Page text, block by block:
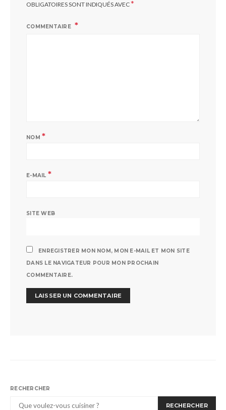
OBLIGATOIRES SONT INDIQUÉS AVEC*
COMMENTAIRE
NOM *
E-MAIL *
SITE WEB
ENREGISTRER MON NOM, MON E-MAIL ET MON SITE
DANS LE NAVIGATEUR POUR MON PROCHAIN
COMMENTAIRE.
RECHERCHER
RECHERCHER